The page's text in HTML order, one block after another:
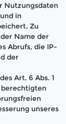
Nutzungsdaten
in
Zu
Name der
Abrufs, die IP-
der
Art. 6 Abs. 1
berechtigten
unseres